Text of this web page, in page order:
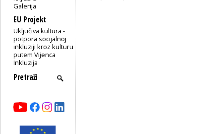
Galerija
EU Projekt
Uključiva kultura -
potpora socijalnoj
inkluziji kroz kulturu
putem Vijenca
Inkluzija